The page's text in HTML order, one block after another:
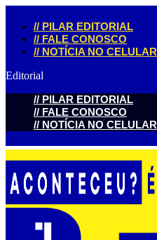
// PILAR EDITORIAL
// FALE CONOSCO
// NOTÍCIA NO CELULAR
Editorial
// PILAR EDITORIAL
// FALE CONOSCO
// NOTÍCIA NO CELULAR